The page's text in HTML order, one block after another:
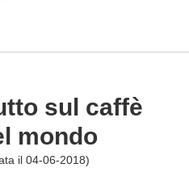
sul caffè
mondo
il 04-06-2018)